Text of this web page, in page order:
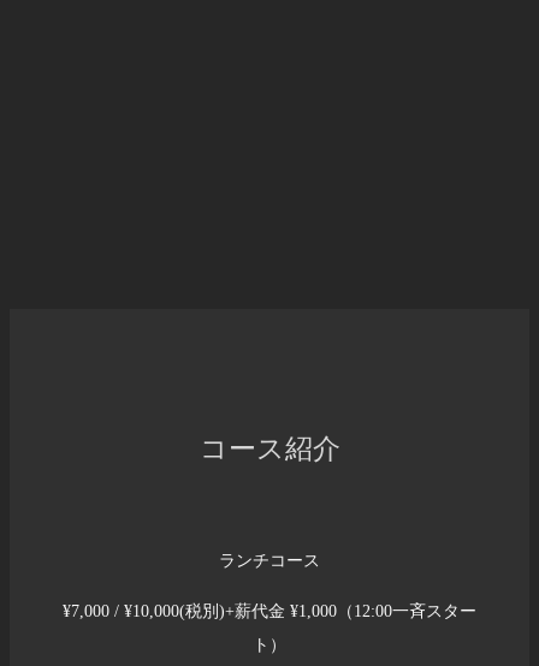
コース紹介
ランチコース
¥7,000 / ¥10,000(税別)+薪代金 ¥1,000（12:00一斉スター
ト）